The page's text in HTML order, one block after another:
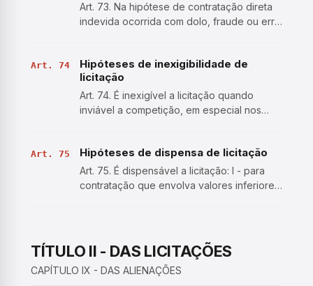
Art. 73. Na hipótese de contratação direta
indevida ocorrida com dolo, fraude ou erro
pelo dano causado ao erário, sem prejuízo
de outras …
Art. 74
Hipóteses de inexigibilidade de
licitação
Art. 74. É inexigível a licitação quando
inviável a competição, em especial nos
contratação de serviços que só possam
ser fornecidos por produtor, em…
Art. 75 Hipóteses de dispensa de licitação
Art. 75. É dispensável a licitação: I - para
contratação que envolva valores inferiores
automotores; (Vi…
TÍTULO II - DAS LICITAÇÕES
CAPÍTULO IX - DAS ALIENAÇÕES